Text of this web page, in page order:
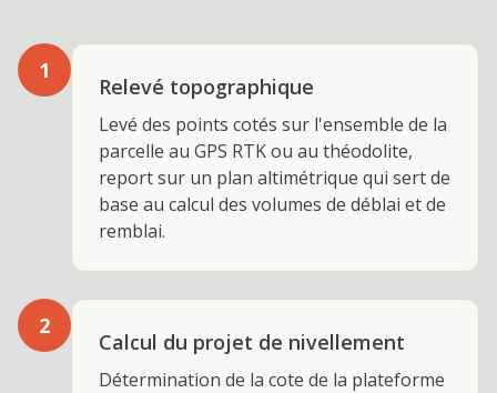
1
Relevé topographique
Levé des points cotés sur l'ensemble de la
parcelle au GPS RTK ou au théodolite,
report sur un plan altimétrique qui sert de
base au calcul des volumes de déblai et de
remblai.
2
Calcul du projet de nivellement
Détermination de la cote de la plateforme